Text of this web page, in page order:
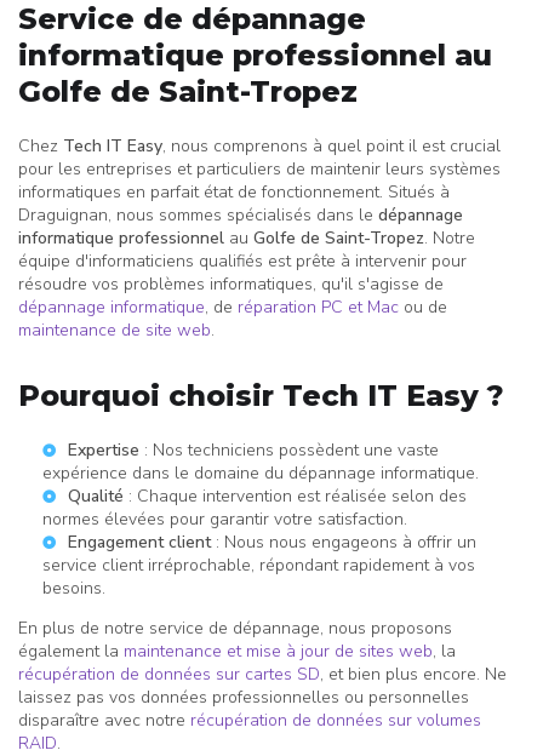
Service de dépannage
informatique professionnel au
Golfe de Saint-Tropez
Chez Tech IT Easy, nous comprenons à quel point il est crucial
pour les entreprises et particuliers de maintenir leurs systèmes
informatiques en parfait état de fonctionnement. Situés à
Draguignan, nous sommes spécialisés dans le dépannage
informatique professionnel au Golfe de Saint-Tropez. Notre
équipe d'informaticiens qualifiés est prête à intervenir pour
résoudre vos problèmes informatiques, qu'il s'agisse de
dépannage informatique, de réparation PC et Mac ou de
maintenance de site web.
Pourquoi choisir Tech IT Easy ?
Expertise : Nos techniciens possèdent une vaste
expérience dans le domaine du dépannage informatique.
Qualité : Chaque intervention est réalisée selon des
normes élevées pour garantir votre satisfaction.
Engagement client: Nous nous engageons à offrir un
service client irréprochable, répondant rapidement à vos
besoins.
En plus de notre service de dépannage, nous proposons
également la maintenance et mise à jour de sites web, la
récupération de données sur cartes SD, et bien plus encore. Ne
laissez pas vos données professionnelles ou personnelles
disparaître avec notre récupération de données sur volumes
RAID.